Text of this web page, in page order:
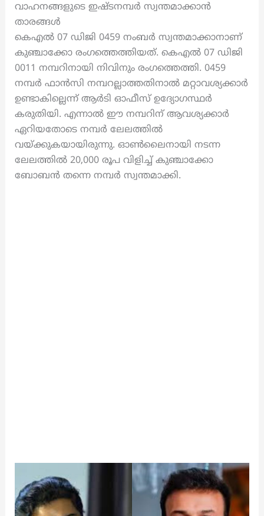
വാഹനങ്ങളുടെ ഇഷ്ടനമ്പർ സ്വന്തമാക്കാൻ
താരങ്ങൾ
കെഎൽ 07 ഡിജി 0459 നംബർ സ്വന്തമാക്കാനാണ്
കുഞ്ചാക്കോ രംഗത്തെത്തിയത്. കെഎൽ 07 ഡിജി
0011 നമ്പറിനായി നിവിനും രംഗത്തെത്തി. 0459
നമ്പർ ഫാൻസി നമ്പറല്ലാത്തതിനാൽ മറ്റാവശ്യക്കാർ
ഉണ്ടാകില്ലെന്ന് ആർടി ഓഫീസ് ഉദ്യോഗസ്ഥർ
കരുതിയി. എന്നാൽ ഈ നമ്പറിന് ആവശ്യക്കാർ
ഏറിയതോടെ നമ്പർ ലേലത്തിൽ
വയ്ക്കുകയായിരുന്നു. ഓൺലൈനായി നടന്ന
ലേലത്തിൽ 20,000 രൂപ വിളിച്ച് കുഞ്ചാക്കോ
ബോബൻ തന്നെ നമ്പർ സ്വന്തമാക്കി.